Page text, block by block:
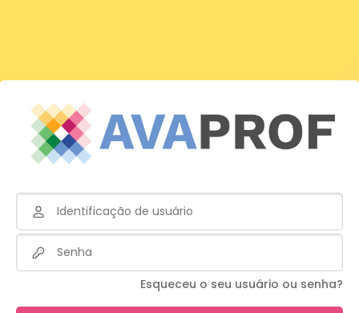
Avançar para criar nova conta
Identificação de usuário
Senha
Esqueceu o seu usuário ou senha?